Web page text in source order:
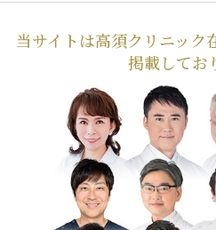
当サイトは高須クリニック
掲載してお